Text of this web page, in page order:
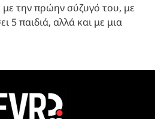
με την πρώην σύζυγό του, με
5 παιδιά, αλλά και με μια